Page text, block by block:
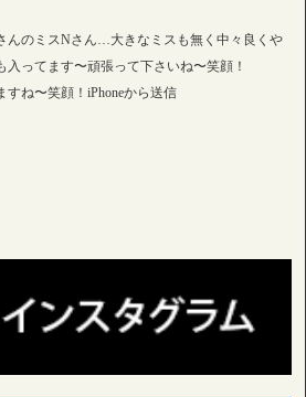
んのミスNさん…大きなミスも無く中々良くや
入ってます〜頑張って下さいね〜笑顔！
ね〜笑顔！iPhoneから送信